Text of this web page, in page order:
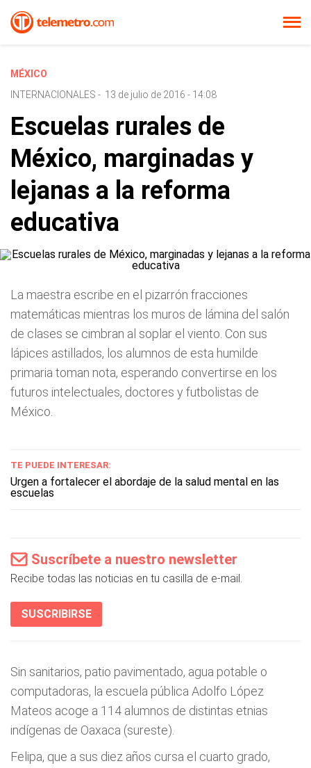
MÉXICO
INTERNACIONALES - 13 de julio de 2016 - 14:08
Escuelas rurales de
México, marginadas y
lejanas a la reforma
educativa
La maestra escribe en el pizarrón fracciones
matemáticas mientras los muros de lámina del salón
de clases se cimbran al soplar el viento. Con sus
lápices astillados, los alumnos de esta humilde
primaria toman nota, esperando convertirse en los
futuros intelectuales, doctores y futbolistas de
México.
TE PUEDE INTERESAR:
Urgen a fortalecer el abordaje de la salud mental en las
escuelas
Suscríbete a nuestro newsletter
Recibe todas las noticias en tu casilla de e-mail.
SUSCRIBIRSE
Sin sanitarios, patio pavimentado, agua potable o
computadoras, la escuela pública Adolfo López
Mateos acoge a 114 alumnos de distintas etnias
indígenas de Oaxaca (sureste).
Felipa, que a sus diez años cursa el cuarto grado,